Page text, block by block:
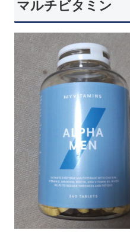
マルチビタミン